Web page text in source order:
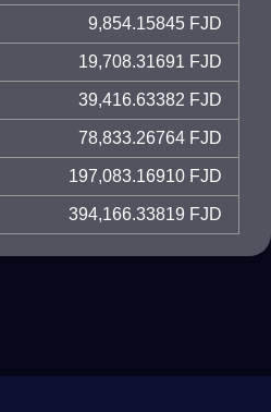
9,854.15845 FJD
19,708.31691 FJD
39,416.63382 FJD
78,833.26764 FJD
197,083.16910 FJD
394,166.33819 FJD